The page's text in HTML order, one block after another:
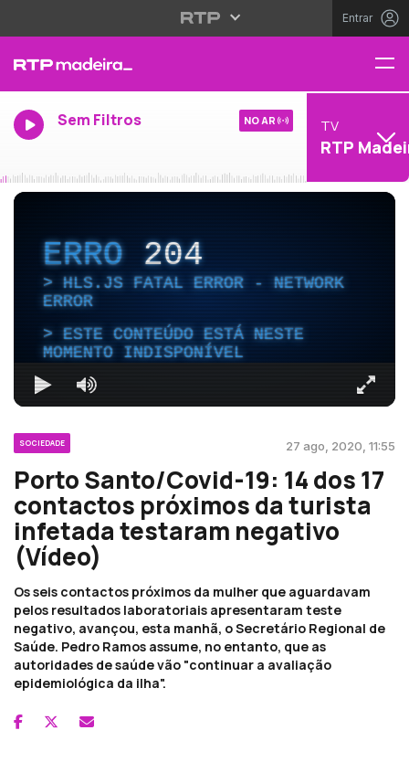
Entrar
Sem Filtros NO AR TV
RTP
ERRO204
HLS.JS FATAL ERROR - NETWORK
ERROR
ESTE CONTEÚDO ESTÁ NESTE
MOMENTO INDISPONÍVEL
SOCIEDADE 27 ago, 2020, 11:55
Porto Santo/Covid-19: 14 dos 17
contactos próximos da turista
infetada testaram negativo
(Vídeo)
Os seis contactos próximos da mulher que aguardavam
pelos resultados laboratoriais apresentaram teste
negativo, avançou, esta manhã, o Secretário Regional de
Saúde. Pedro Ramos assume, no entanto, que as
autoridades de saúde vão "continuar a avaliação
epidemiológica da ilha".